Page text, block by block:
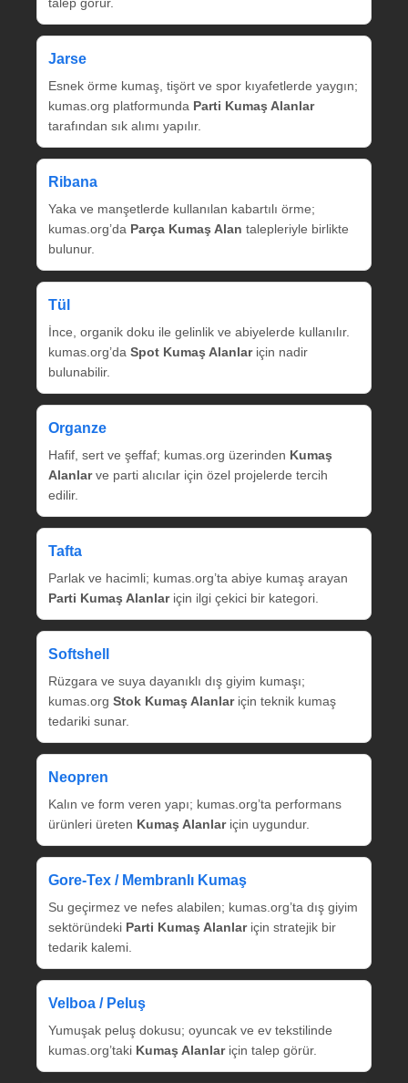
talep görür.
Jarse
Esnek örme kumaş, tişört ve spor kıyafetlerde yaygın;
kumas.org platformunda Parti Kumaş Alanlar
tarafından sık alımı yapılır.
Ribana
Yaka ve manşetlerde kullanılan kabartılı örme;
kumas.org’da Parça Kumaş Alan talepleriyle birlikte
bulunur.
Tül
İnce, organik doku ile gelinlik ve abiyelerde kullanılır.
kumas.org’da Spot Kumaş Alanlariçin nadir
bulunabilir.
Organze
Hafif, sert ve şeffaf; kumas.org üzerinden Kumaş
Alanlarve parti alıcılar için özel projelerde tercih
edilir.
Tafta
Parlak ve hacimli; kumas.org’ta abiye kumaş arayan
Parti Kumaş Alanlariçin ilgi çekici bir kategori.
Softshell
Rüzgara ve suya dayanıklı dış giyim kumaşı;
kumas.org Stok Kumaş Alanlariçin teknik kumaş
tedariki sunar.
Neopren
Kalın ve form veren yapı; kumas.org’ta performans
ürünleri üreten Kumaş Alanlariçin uygundur.
Gore‑Tex / Membranlı Kumaş
Su geçirmez ve nefes alabilen; kumas.org’ta dış giyim
sektöründeki Parti Kumaş Alanlariçin stratejik bir
tedarik kalemi.
Velboa / Peluş
Yumuşak peluş dokusu; oyuncak ve ev tekstilinde
kumas.org’taki Kumaş Alanlariçin talep görür.